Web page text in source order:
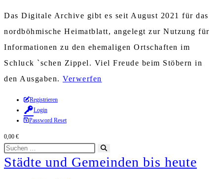
Das Digitale Archive gibt es seit August 2021 für das
nordböhmische Heimatblatt, angelegt zur Nutzung für
Informationen zu den ehemaligen Ortschaften im
Schluck `schen Zippel. Viel Freude beim Stöbern in
den Ausgaben. Verwerfen
Zum
Inhalt
springen
Registrieren
Login
Password Reset
0,00 €
Diese
Website
durchsuchen
starten
Städte und Gemeinden bis heute